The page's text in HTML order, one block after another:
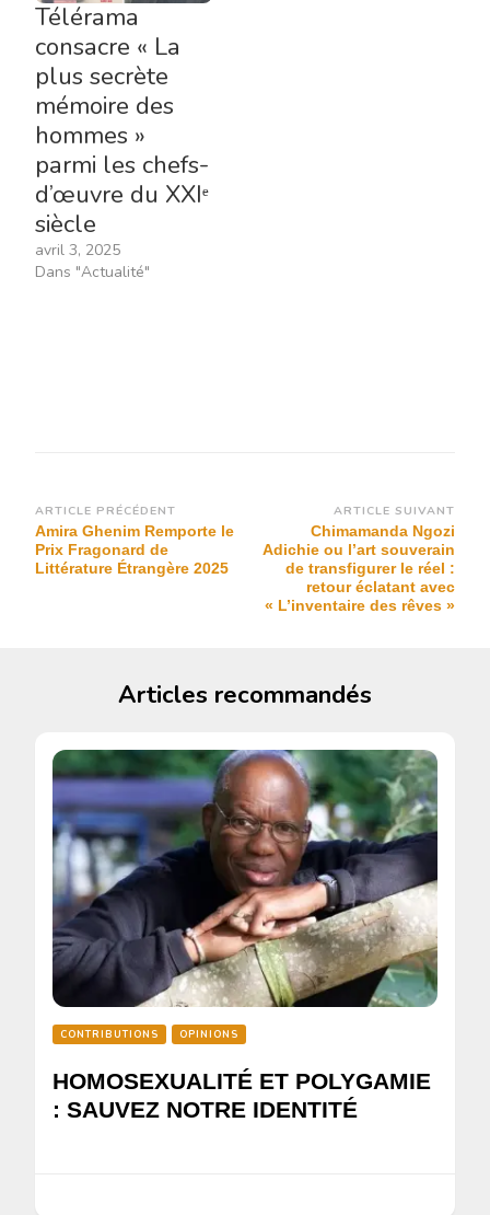
Télérama
consacre « La
plus secrète
mémoire des
hommes »
parmi les chefs-
d’œuvre du XXIᵉ
siècle
avril 3, 2025
Dans "Actualité"
Navigation
d’article
ARTICLE PRÉCÉDENT
Amira Ghenim Remporte le
Prix Fragonard de
Littérature Étrangère 2025
ARTICLE SUIVANT
Chimamanda Ngozi
Adichie ou l’art souverain
de transfigurer le réel :
retour éclatant avec
« L’inventaire des rêves »
Articles recommandés
CONTRIBUTIONS OPINIONS
HOMOSEXUALITÉ ET POLYGAMIE
: SAUVEZ NOTRE IDENTITÉ